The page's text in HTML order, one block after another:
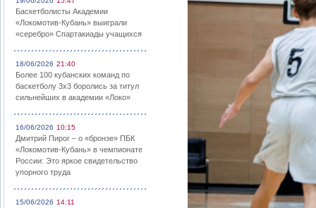
Баскетболисты Академии
«Локомотив-Кубань» выиграли
«серебро» Спартакиады учащихся
18/06/2026 21:40
Более 100 кубанских команд по
баскетболу 3х3 боролись за титул
сильнейших в академии «Локо»
16/06/2026 10:15
Дмитрий Пирог – о «бронзе» ПБК
«Локомотив-Кубань» в чемпионате
России: Это яркое свидетельство
упорного труда
15/06/2026 14:11